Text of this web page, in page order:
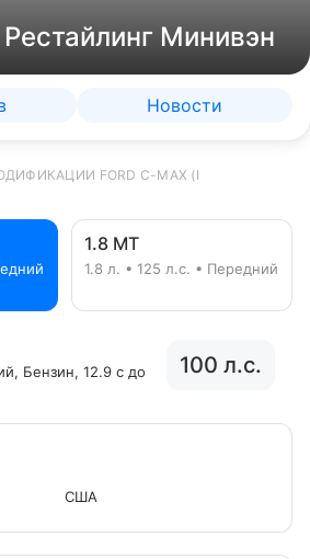
Минивэн
Новости
FORD C-MAX (I
1.8 MT
1.8 л. • 125 л.с. • Передний
, Бензин, 12.9 с до
100 л.с.
США